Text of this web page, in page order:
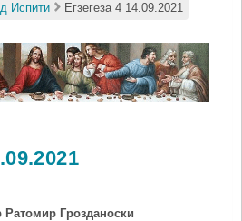
Испити Егзегеза 4 14.09.2021
Грозданоски